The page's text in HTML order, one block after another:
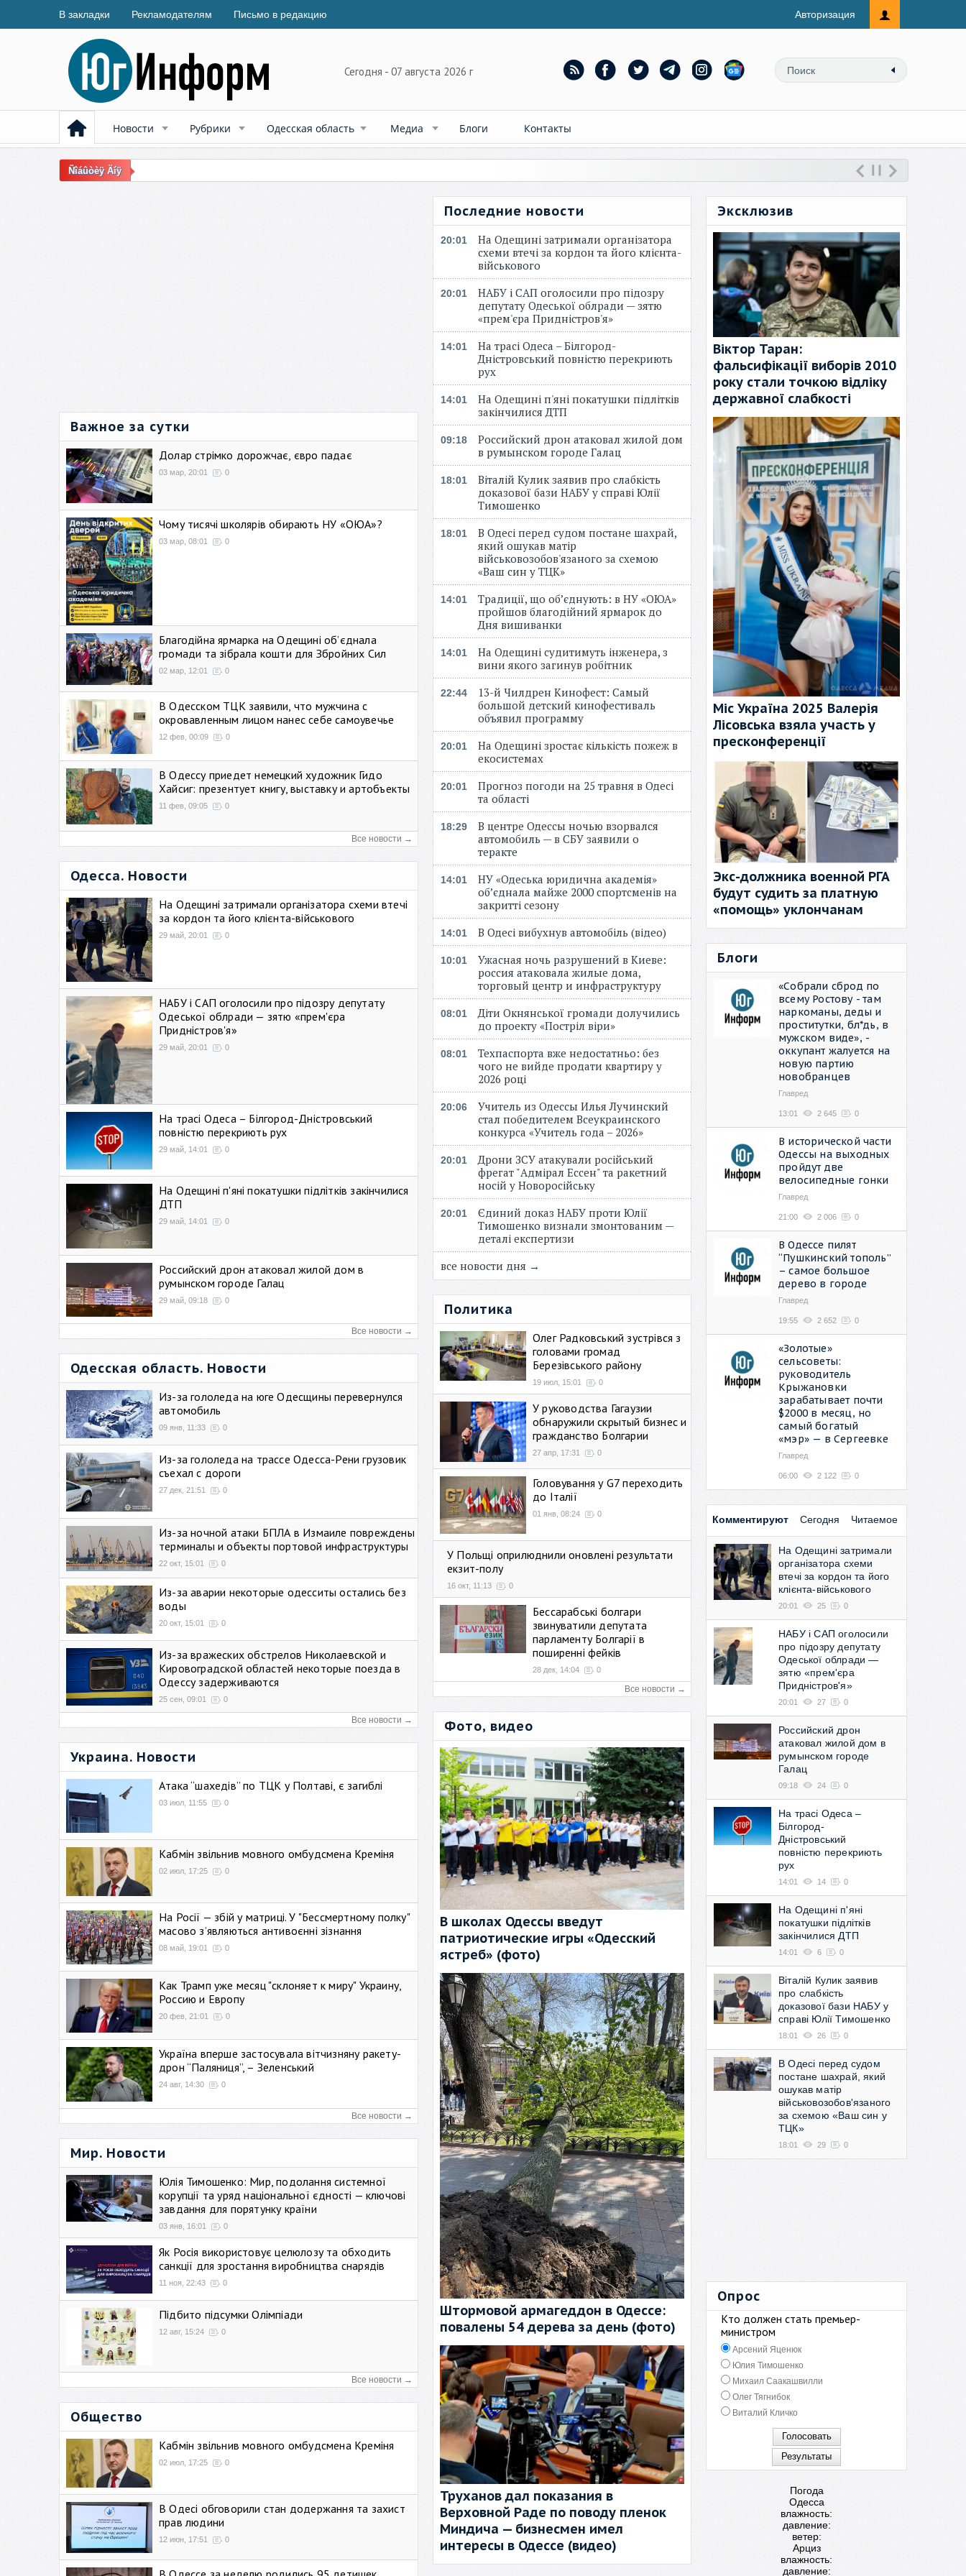
В закладки Рекламодателям Письмо в редакцию Авторизация
Сегодня - 07 августа 2026 г
Новости Рубрики Одесская область Медиа Блоги Контакты
Ñîáûòèÿ Äíÿ
Важное за сутки
Долар стрімко дорожчає, євро падає
03 мар, 20:01 0
Чому тисячі школярів обирають НУ «ОЮА»?
03 мар, 08:01 0
Благодійна ярмарка на Одещині об’єднала
громади та зібрала кошти для Збройних Сил
02 мар, 12:01 0
В Одесском ТЦК заявили, что мужчина с
окровавленным лицом нанес себе самоувечье
12 фев, 00:09 0
В Одессу приедет немецкий художник Гидо
Хайсиг: презентует книгу, выставку и артобъекты
11 фев, 09:05 0
Все новости →
Одесса. Новости
На Одещині затримали організатора схеми втечі
за кордон та його клієнта-військового
29 май, 20:01 0
НАБУ і САП оголосили про підозру депутату
Одеської облради — зятю «прем'єра
Придністров'я»
29 май, 20:01 0
На трасі Одеса – Білгород-Дністровський
повністю перекриють рух
29 май, 14:01 0
На Одещині п'яні покатушки підлітків закінчилися
ДТП
29 май, 14:01 0
Российский дрон атаковал жилой дом в
румынском городе Галац
29 май, 09:18 0
Все новости →
Одесская область. Новости
Из-за гололеда на юге Одесщины перевернулся
автомобиль
09 янв, 11:33 0
Из-за гололеда на трассе Одесса-Рени грузовик
съехал с дороги
27 дек, 21:51 0
Из-за ночной атаки БПЛА в Измаиле повреждены
терминалы и объекты портовой инфраструктуры
22 окт, 15:01 0
Из-за аварии некоторые одесситы остались без
воды
20 окт, 15:01 0
Из-за вражеских обстрелов Николаевской и
Кировоградской областей некоторые поезда в
Одессу задерживаются
25 сен, 09:01 0
Все новости →
Украина. Новости
Атака “шахедів” по ТЦК у Полтаві, є загиблі
03 июл, 11:55 0
Кабмін звільнив мовного омбудсмена Креміня
02 июл, 17:25 0
На Росії — збій у матриці. У "Бессмертному полку"
масово зʼявляються антивоєнні зізнання
08 май, 19:01 0
Как Трамп уже месяц "склоняет к миру" Украину,
Россию и Европу
20 фев, 21:01 0
Україна вперше застосувала вітчизняну ракету-
дрон “Паляниця”, – Зеленський
24 авг, 14:30 0
Все новости →
Мир. Новости
Юлія Тимошенко: Мир, подолання системної
корупції та уряд національної єдності — ключові
завдання для порятунку країни
03 янв, 16:01 0
Як Росія використовує целюлозу та обходить
санкції для зростання виробництва снарядів
11 ноя, 22:43 0
Підбито підсумки Олімпіади
12 авг, 15:24 0
Все новости →
Общество
Кабмін звільнив мовного омбудсмена Креміня
02 июл, 17:25 0
В Одесі обговорили стан додержання та захист
прав людини
12 июн, 17:51 0
Последние новости
20:01
На Одещині затримали організатора
схеми втечі за кордон та його клієнта-
військового
20:01
НАБУ і САП оголосили про підозру
депутату Одеської облради — зятю
«прем'єра Придністров'я»
14:01
На трасі Одеса – Білгород-
Дністровський повністю перекриють
рух
14:01
На Одещині п'яні покатушки підлітків
закінчилися ДТП
09:18
Российский дрон атаковал жилой дом
в румынском городе Галац
18:01
Віталій Кулик заявив про слабкість
доказової бази НАБУ у справі Юлії
Тимошенко
18:01
В Одесі перед судом постане шахрай,
який ошукав матір
військовозобов'язаного за схемою
«Ваш син у ТЦК»
14:01
Традиції, що об’єднують: в НУ «ОЮА»
пройшов благодійний ярмарок до
Дня вишиванки
14:01
На Одещині судитимуть інженера, з
вини якого загинув робітник
22:44
13-й Чилдрен Кинофест: Самый
большой детский кинофестиваль
объявил программу
20:01
На Одещині зростає кількість пожеж в
екосистемах
20:01
Прогноз погоди на 25 травня в Одесі
та області
18:29
В центре Одессы ночью взорвался
автомобиль — в СБУ заявили о
теракте
14:01
НУ «Одеська юридична академія»
об’єднала майже 2000 спортсменів на
закритті сезону
14:01 В Одесі вибухнув автомобіль (відео)
10:01
Ужасная ночь разрушений в Киеве:
россия атаковала жилые дома,
торговый центр и инфраструктуру
08:01
Діти Окнянської громади долучились
до проекту «Постріл віри»
08:01
Техпаспорта вже недостатньо: без
чого не вийде продати квартиру у
2026 році
20:06
Учитель из Одессы Илья Лучинский
стал победителем Всеукраинского
конкурса «Учитель года – 2026»
20:01
Дрони ЗСУ атакували російський
фрегат "Адмірал Ессен" та ракетний
носій у Новоросійську
20:01
Єдиний доказ НАБУ проти Юлії
Тимошенко визнали змонтованим —
деталі експертизи
все новости дня →
Политика
Олег Радковський зустрівся з
головами громад
Березівського району
19 июл, 15:01 0
У руководства Гагаузии
обнаружили скрытый бизнес и
гражданство Болгарии
27 апр, 17:31 0
Головування у G7 переходить
до Італії
01 янв, 08:24 0
У Польщі оприлюднили оновлені результати
екзит-полу
16 окт, 11:13 0
Бессарабські болгари
звинуватили депутата
парламенту Болгарії в
поширенні фейків
28 дек, 14:04 0
Все новости →
Фото, видео
В школах Одессы введут
патриотические игры «Одесский
ястреб» (фото)
Штормовой армагеддон в Одессе:
повалены 54 дерева за день (фото)
Труханов дал показания в
Верховной Раде по поводу пленок
Миндича — бизнесмен имел
интересы в Одессе (видео)
Эксклюзив
Віктор Таран:
фальсифікації виборів 2010
року стали точкою відліку
державної слабкості
Міс Україна 2025 Валерія
Лісовська взяла участь у
пресконференції
Экс-должника военной РГА
будут судить за платную
«помощь» уклончанам
Блоги
«Собрали сброд по
всему Ростову - там
наркоманы, деды и
проститутки, бл*дь, в
мужском виде», -
оккупант жалуется на
новую партию
новобранцев
Главред
13:01 2 645 0
В исторической части
Одессы на выходных
пройдут две
велосипедные гонки
Главред
21:00 2 006 0
В Одессе пилят
“Пушкинский тополь”
– самое большое
дерево в городе
Главред
19:55 2 652 0
«Золотые»
сельсоветы:
руководитель
Крыжановки
зарабатывает почти
$2000 в месяц, но
самый богатый
«мэр» — в Сергеевке
Главред
06:00 2 122 0
Комментируют Сегодня Читаемое
На Одещині затримали
організатора схеми
втечі за кордон та його
клієнта-військового
20:01 25 0
НАБУ і САП оголосили
про підозру депутату
Одеської облради —
зятю «прем'єра
Придністров'я»
20:01 27 0
Российский дрон
атаковал жилой дом в
румынском городе
Галац
09:18 24 0
На трасі Одеса –
Білгород-
Дністровський
повністю перекриють
рух
14:01 14 0
На Одещині п'яні
покатушки підлітків
закінчилися ДТП
14:01 6 0
Віталій Кулик заявив
про слабкість
доказової бази НАБУ у
справі Юлії Тимошенко
18:01 26 0
В Одесі перед судом
постане шахрай, який
ошукав матір
військовозобов'язаного
за схемою «Ваш син у
ТЦК»
18:01 29 0
Опрос
Кто должен стать премьер-
министром
Арсений Яценюк
Юлия Тимошенко
Михаил Саакашвилли
Олег Тягнибок
Виталий Кличко
Погода
Одесса
влажность:
давление:
ветер:
Арциз
влажность:
давление: